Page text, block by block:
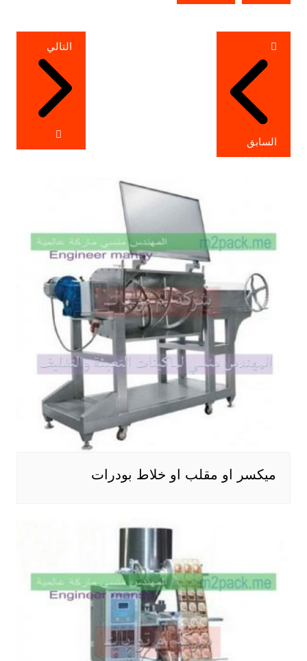
تصفّح
المقالات
السابق
التالي
ميكسر او مقلب او خلاط بودرات